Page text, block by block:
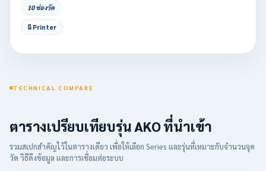
10 ช่องวัด
มี Printer
TECHNICAL COMPARE
ตารางเปรียบเทียบรุ่น AKO ที่นำเข้า
รวมสเปกสำคัญไว้ในตารางเดียว เพื่อให้เลือก Series และรุ่นที่เหมาะกับจำนวนจุด
วัด วิธีดึงข้อมูล และการเชื่อมต่อระบบ